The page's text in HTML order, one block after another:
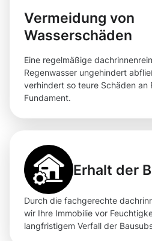
Vermeidung von
Wasserschäden
Eine regelmäßige
Regenwasser ungehindert
verhindert so teure Schäden an
Fundament.
Erhalt der
Durch die fachgerechte
wir Ihre Immobilie vor
langfristigem Verfall der